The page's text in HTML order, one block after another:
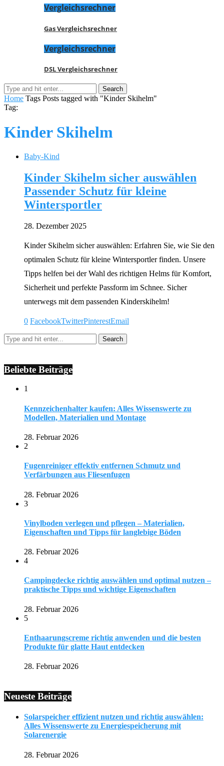
Vergleichsrechner
Gas Vergleichsrechner
Vergleichsrechner
DSL Vergleichsrechner
Home Tags Posts tagged with "Kinder Skihelm"
Tag:
Kinder Skihelm
Baby-Kind
Kinder Skihelm sicher auswählen
Passender Schutz für kleine
Wintersportler
28. Dezember 2025
Kinder Skihelm sicher auswählen: Erfahren Sie, wie Sie den
optimalen Schutz für kleine Wintersportler finden. Unsere
Tipps helfen bei der Wahl des richtigen Helms für Komfort,
Sicherheit und perfekte Passform im Schnee. Sicher
unterwegs mit dem passenden Kinderskihelm!
0 FacebookTwitterPinterestEmail
Beliebte Beiträge
1
Kennzeichenhalter kaufen: Alles Wissenswerte zu
Modellen, Materialien und Montage
28. Februar 2026
2
Fugenreiniger effektiv entfernen Schmutz und
Verfärbungen aus Fliesenfugen
28. Februar 2026
3
Vinylboden verlegen und pflegen – Materialien,
Eigenschaften und Tipps für langlebige Böden
28. Februar 2026
4
Campingdecke richtig auswählen und optimal nutzen –
praktische Tipps und wichtige Eigenschaften
28. Februar 2026
5
Enthaarungscreme richtig anwenden und die besten
Produkte für glatte Haut entdecken
28. Februar 2026
Neueste Beiträge
Solarspeicher effizient nutzen und richtig auswählen:
Alles Wissenswerte zu Energiespeicherung mit
Solarenergie
28. Februar 2026